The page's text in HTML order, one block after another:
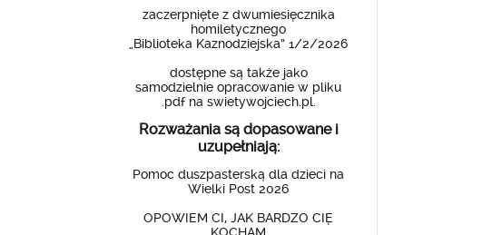
zaczerpnięte z dwumiesięcznika
homiletycznego
„Biblioteka Kaznodziejska” 1/2/2026
dostępne są także jako
samodzielnie opracowanie w pliku
.pdf na swietywojciech.pl.
Rozważania są dopasowane i
uzupełniają:
Pomoc duszpasterską dla dzieci na
Wielki Post 2026
OPOWIEM CI, JAK BARDZO CIĘ